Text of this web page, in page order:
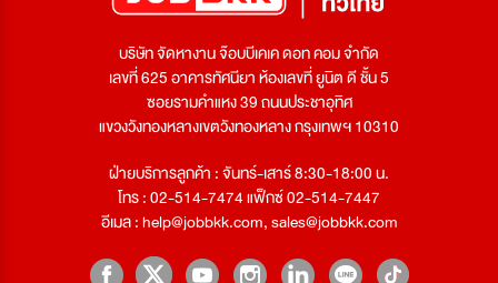
บริษัท จัดหางาน จ๊อบบีเคเค ดอท คอม จำกัด
เลขที่ 625 อาคารทัศนียา ห้องเลขที่ ยูนิต ดี ชั้น 5
ซอยรามคำแหง 39 ถนนประชาอุทิศ
แขวงวังทองหลางเขตวังทองหลาง กรุงเทพฯ 10310
ฝ่ายบริการลูกค้า : จันทร์-เสาร์ 8:30-18:00 น.
โทร : 02-514-7474 แฟ็กซ์ 02-514-7447
อีเมล :help@jobbkk.com,sales@jobbkk.com